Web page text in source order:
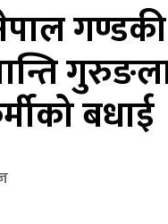
बधाई